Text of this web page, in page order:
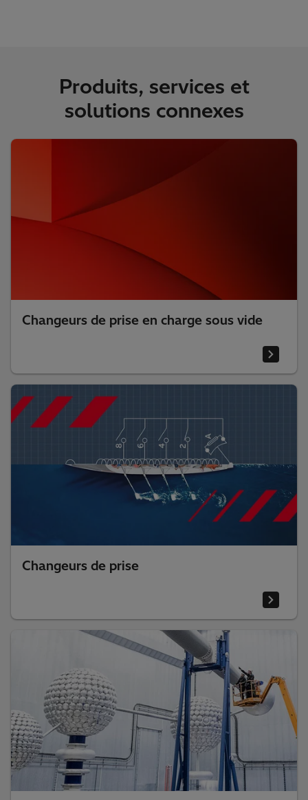
Produits, services et
solutions connexes
Changeurs de prise en charge sous vide
Changeurs de prise